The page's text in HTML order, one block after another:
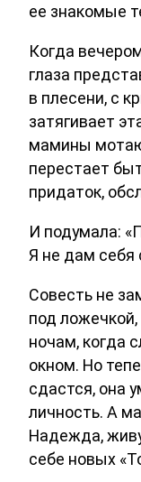
ее знакомые
Когда
глаза
в плесени, с
затягивает
мамины
перестает
придаток,
И подумала:
Я не дам себя
Совесть не
под ложечкой,
ночам, когда
окном. Но
сдастся, она
личность. А
Надежда,
себе новых